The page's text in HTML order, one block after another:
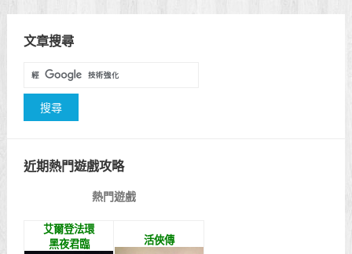
文章搜尋
近期熱門遊戲攻略
熱門遊戲
艾爾登法環
黑夜君臨
活俠傳